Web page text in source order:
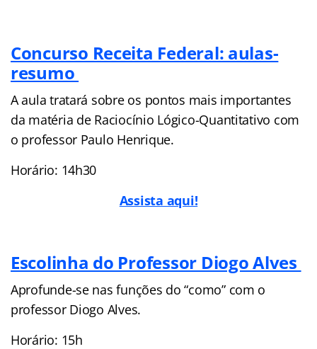
Concurso Receita Federal: aulas-
resumo
A aula tratará sobre os pontos mais importantes
da matéria de Raciocínio Lógico-Quantitativo com
o professor Paulo Henrique.
Horário: 14h30
Assista aqui!
Escolinha do Professor Diogo Alves
Aprofunde-se nas funções do “como” com o
professor Diogo Alves.
Horário: 15h